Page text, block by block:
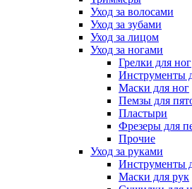
Уход за волосами
Уход за зубами
Уход за лицом
Уход за ногами
Грелки для ног
Инструменты
Маски для ног
Пемзы для
Пластыри
Фрезеры для
Прочие
Уход за руками
Инструменты
Маски для рук